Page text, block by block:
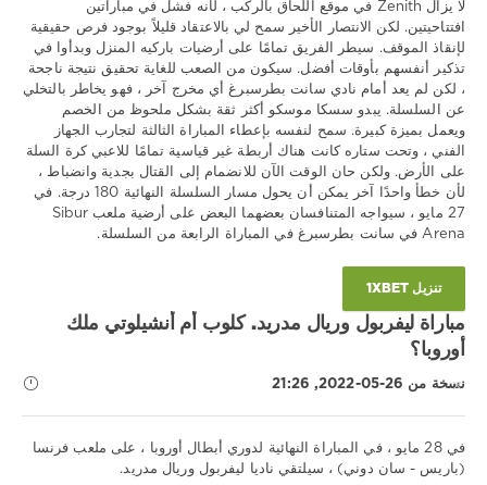
زينيت,
سسكا,
دوري
VTB
يونايتد
لا يزال Zenith في موقع اللحاق بالركب ، لأنه فشل في مباراتين
افتتاحيتين. لكن الانتصار الأخير سمح لي بالاعتقاد قليلاً بوجود فرص حقيقية
لإنقاذ الموقف. سيطر الفريق تمامًا على أرضيات باركيه المنزل وبدأوا في
تذكير أنفسهم بأوقات أفضل. سيكون من الصعب للغاية تحقيق نتيجة ناجحة
، لكن لم يعد أمام نادي سانت بطرسبرغ أي مخرج آخر ، فهو يخاطر بالتخلي
عن السلسلة. يبدو سسكا موسكو أكثر ثقة بشكل ملحوظ من الخصم
ويعمل بميزة كبيرة. سمح لنفسه بإعطاء المباراة الثالثة لتجارب الجهاز
الفني ، وتحت ستاره كانت هناك أربطة غير قياسية تمامًا للاعبي كرة السلة
على الأرض. ولكن حان الوقت الآن للانضمام إلى القتال بجدية وانضباط ،
لأن خطأ واحدًا آخر يمكن أن يحول مسار السلسلة النهائية 180 درجة. في
27 مايو ، سيواجه المتنافسان بعضهما البعض على أرضية ملعب Sibur
Arena في سانت بطرسبرغ في المباراة الرابعة من السلسلة.
تنزيل 1XBET
مباراة ليفربول وريال مدريد. كلوب أم أنشيلوتي ملك
أوروبا؟
نسخة من 26-05-2022, 21:26
في 28 مايو ، في المباراة النهائية لدوري أبطال أوروبا ، على ملعب فرنسا
(باريس - سان دوني) ، سيلتقي ناديا ليفربول وريال مدريد.